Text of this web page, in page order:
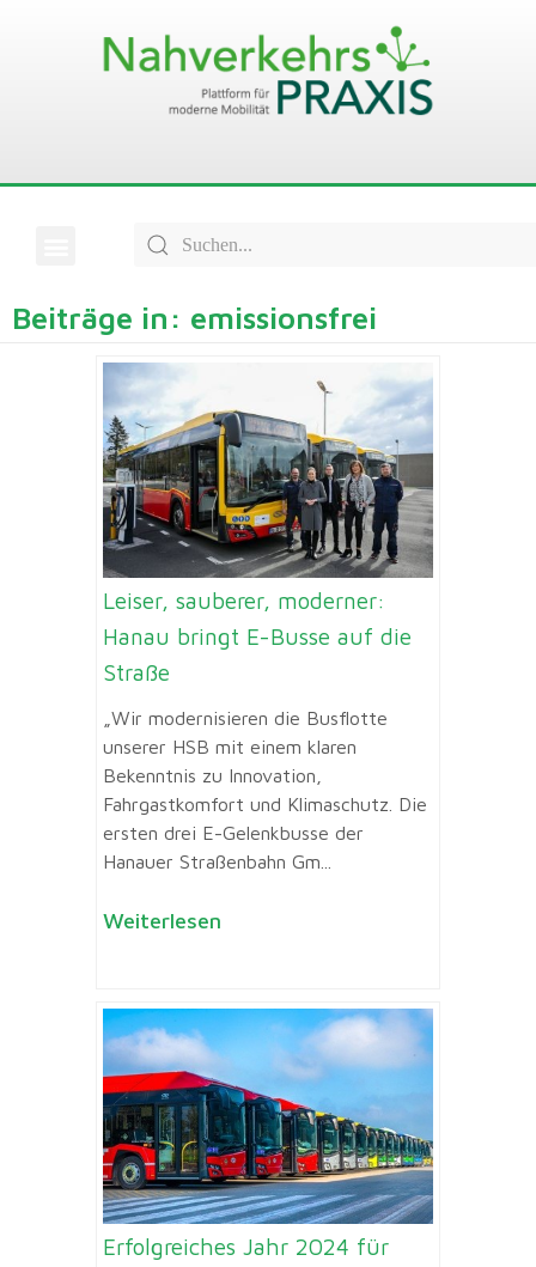
Beiträge in: emissionsfrei
Leiser, sauberer, moderner:
Hanau bringt E-Busse auf die
Straße
„Wir modernisieren die Busflotte
unserer HSB mit einem klaren
Bekenntnis zu Innovation,
Fahrgastkomfort und Klimaschutz. Die
ersten drei E-Gelenkbusse der
Hanauer Straßenbahn Gm...
Weiterlesen
Erfolgreiches Jahr 2024 für